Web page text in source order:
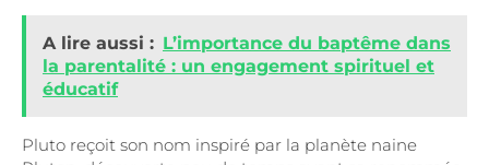
A lire aussi : L’importance du baptême dans
la parentalité : un engagement spirituel et
éducatif
Pluto reçoit son nom inspiré par la planète naine